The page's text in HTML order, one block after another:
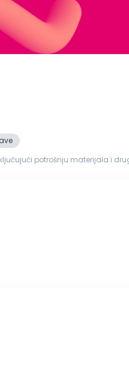
potrošnju materijala i